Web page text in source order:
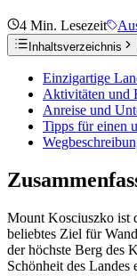
4 Min. Lesezeit
Inhaltsverzeichnis
Einzigartige
Aktivitäten und
Anreise und
Tipps für einen
Mount Kosciuszko ist
beliebtes Ziel für
der höchste Berg des
Schönheit des